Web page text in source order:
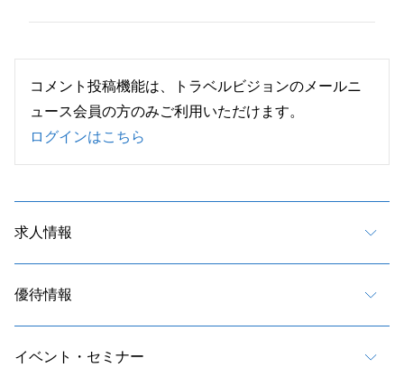
コメント投稿機能は、トラベルビジョンのメールニ
ュース会員の方のみご利用いただけます。
ログインはこちら
求人情報
優待情報
イベント・セミナー